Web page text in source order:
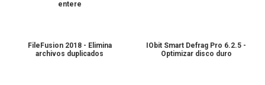
entere
FileFusion 2018 - Elimina
archivos duplicados
IObit Smart Defrag Pro 6.2.5 -
Optimizar disco duro